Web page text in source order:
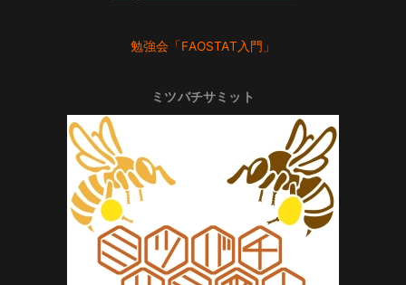
勉強会「FAOSTAT入門」
ミツバチサミット